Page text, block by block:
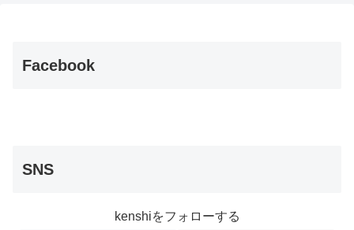
Facebook
SNS
kenshiをフォローする